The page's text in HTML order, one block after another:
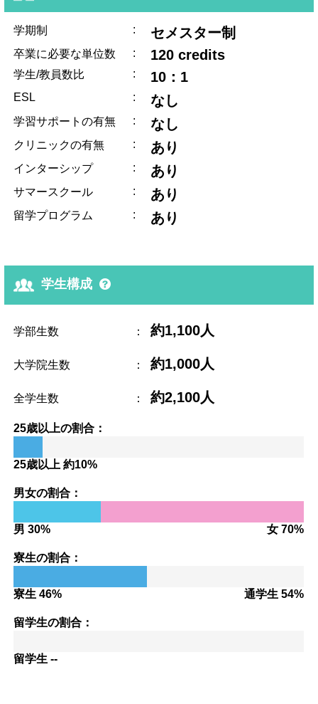
学期制 : セメスター制
卒業に必要な単位数 : 120 credits
学生/教員数比 : 10：1
ESL : なし
学習サポートの有無 : なし
クリニックの有無 : あり
インターシップ : あり
サマースクール : あり
留学プログラム : あり
学生構成
学部生数 ： 約1,100人
大学院生数 ： 約1,000人
全学生数 ： 約2,100人
25歳以上の割合：
25歳以上 約10%
男女の割合：
男 30% 女 70%
寮生の割合：
寮生 46% 通学生 54%
留学生の割合：
留学生 --